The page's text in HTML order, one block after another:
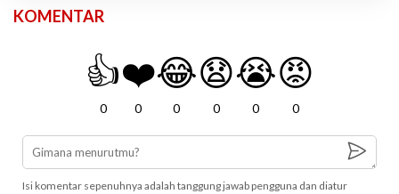
KOMENTAR
👍
0
❤️
0
😂
0
😧
0
😭
0
😡
0
Isi komentar sepenuhnya adalah tanggung jawab pengguna dan diatur